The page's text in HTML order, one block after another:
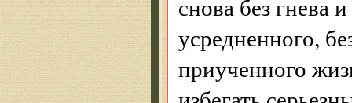
снова без гнева
усредненного,
приученного